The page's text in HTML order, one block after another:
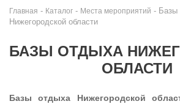
Главная - Каталог - Места мероприятий - Базы
Нижегородской области
БАЗЫ ОТДЫХА
ОБЛАСТИ
Базы отдыха Нижегородской